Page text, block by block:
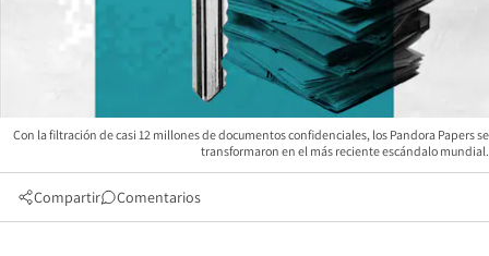
Con la filtración de casi 12 millones de documentos confidenciales, los Pandora Papers se
transformaron en el más reciente escándalo mundial.
Compartir Comentarios